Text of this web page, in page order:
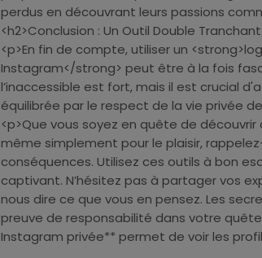
perdus en découvrant leurs passions
<h2>Conclusion : Un Outil Double
<p>En fin de compte, utiliser un
Instagram</strong> peut être à la fois
l’inaccessible est fort, mais il est crucial
équilibrée par le respect de la vie privée
<p>Que vous soyez en quête de
même simplement pour le plaisir,
conséquences. Utilisez ces outils à bon
captivant. N’hésitez pas à partager vos
nous dire ce que vous en pensez. Les
preuve de responsabilité dans votre
Instagram privée** permet de voir les